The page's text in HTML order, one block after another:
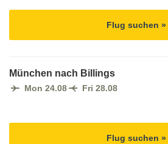
Flug suchen »
München nach Billings
Mon 24.08 Fri 28.08
Flug suchen »